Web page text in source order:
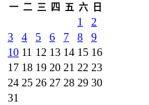
一 二 三 四 五 六 日
1
2
3
4 5 6 7 8
9
10 11 12 13 14 15 16
17 18 19 20 21 22 23
24 25 26 27 28 29 30
31